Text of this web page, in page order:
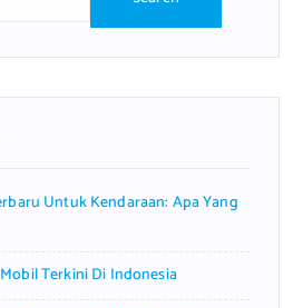
Untuk Kendaraan: Apa Yang
Terkini Di Indonesia